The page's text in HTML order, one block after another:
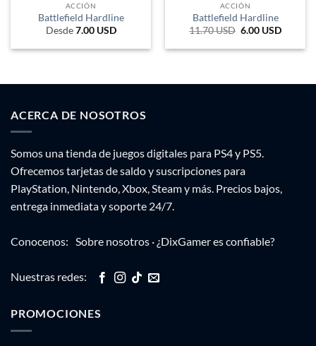
ACCIÓN
Battlefield Hardline
Desde7.00 USD
ACCIÓN
Battlefield Hardline
11.70USD El
original
6.00 USD
actual
ACERCA DE NOSOTROS
Somos una tienda de juegos digitales para PS4 y PS5.
Ofrecemos tarjetas de saldo y suscripciones para
PlayStation, Nintendo, Xbox, Steam y más. Precios bajos,
entrega inmediata y soporte 24/7.
Conocenos: Sobre nosotros · ¿DixGamer es confiable?
Nuestras redes:
PROMOCIONES